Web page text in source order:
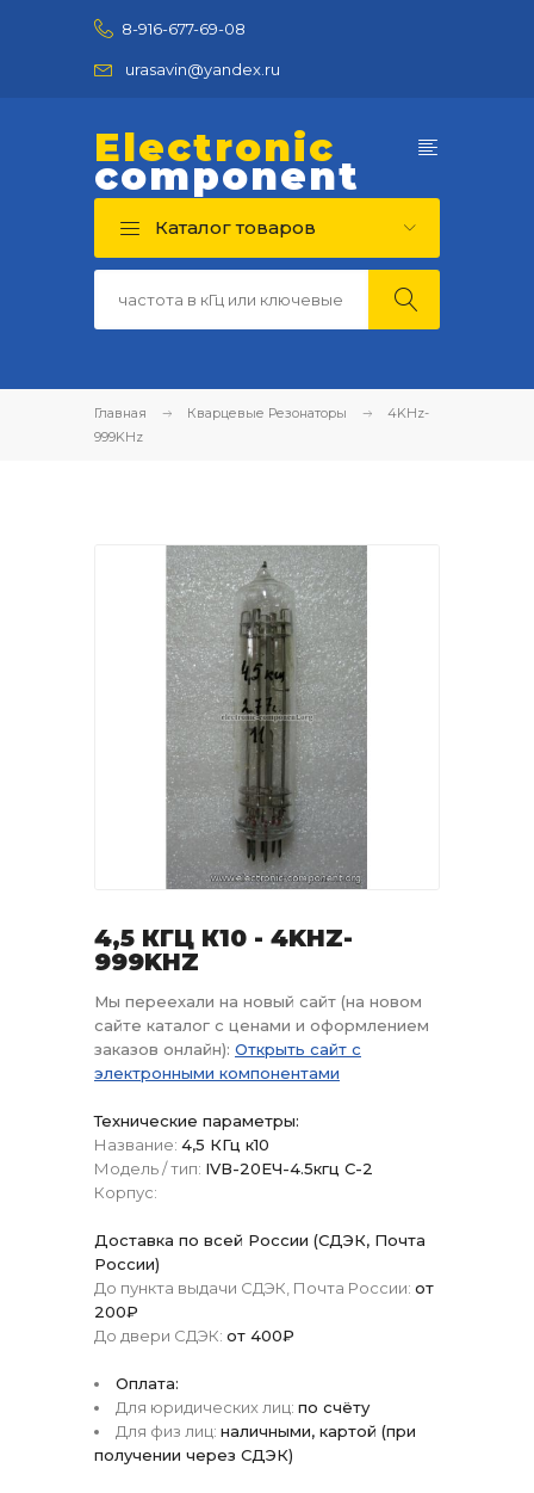
8-916-677-69-08
urasavin@yandex.ru
Electronic
component
Каталог товаров
Главная Кварцевые Резонаторы
4KHz-
999KHz
4,5 КГЦ К10 - 4KHZ-
999KHZ
Мы переехали на новый сайт (на новом
сайте каталог с ценами и оформлением
заказов онлайн): Открыть сайт с
электронными компонентами
Технические параметры:
Название: 4,5 КГц к10
Модель / тип: IVВ-20ЕЧ-4.5кгц С-2
Корпус:
Доставка по всей России (СДЭК, Почта
России)
До пункта выдачи СДЭК, Почта России: от
200₽
До двери СДЭК: от 400₽
Оплата:
Для юридических лиц: по счёту
Для физ лиц: наличными, картой (при
получении через СДЭК)